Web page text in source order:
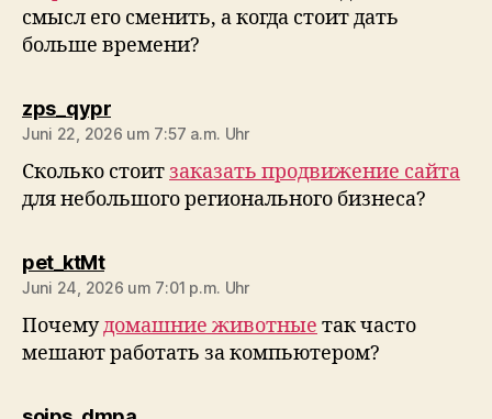
смысл его сменить, а когда стоит дать
больше времени?
zps_qyprsagt:
Juni 22, 2026 um 7:57 a.m. Uhr
Сколько стоитзаказать продвижение сайта
для небольшого регионального бизнеса?
pet_ktMtsagt:
Juni 24, 2026 um 7:01 p.m. Uhr
Почемудомашние животные так часто
мешают работать за компьютером?